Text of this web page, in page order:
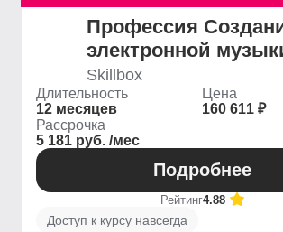
Профессия
электронной
Skillbox
Длительность
12 месяцев
Цена
160 611 ₽
Рассрочка
5 181 руб. /мес
Подробнее
Рейтинг4.88
Доступ к курсу навсегда